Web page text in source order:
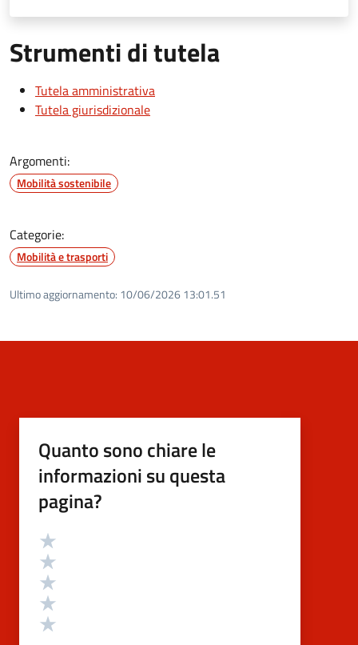
Strumenti di tutela
Tutela amministrativa
Tutela giurisdizionale
Argomenti:
Mobilità sostenibile
Categorie:
Mobilità e trasporti
Ultimo aggiornamento: 10/06/2026 13:01.51
Quanto sono chiare le
informazioni su questa
pagina?
Valutazione